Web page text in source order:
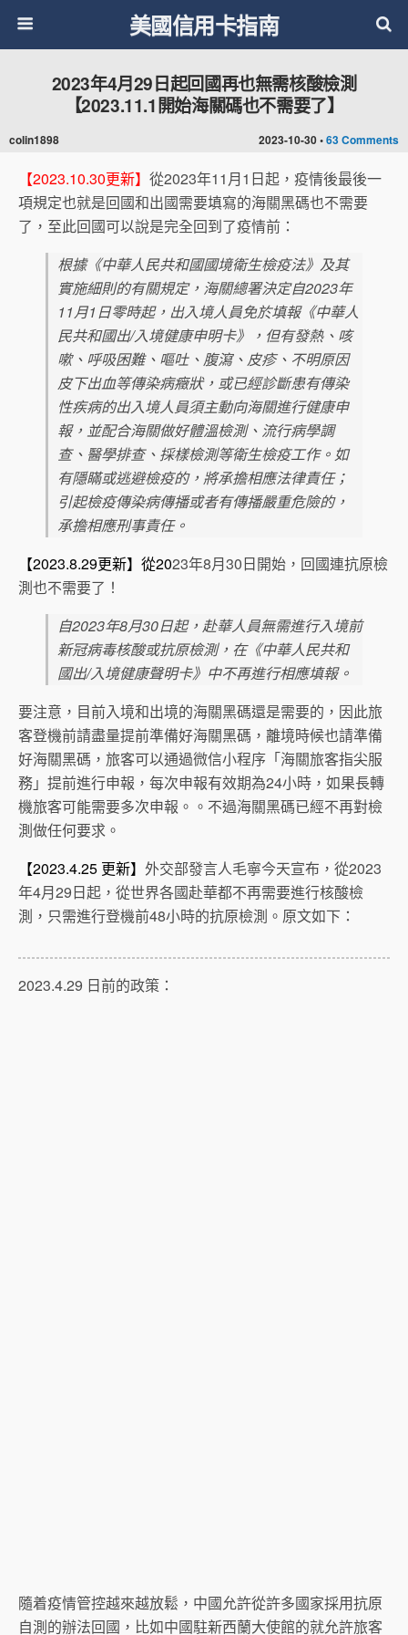
美國信用卡指南
2023-10-30 •63 Comments
2023年4月29日起回國再也無需核酸檢測
【2023.11.1開始海關碼也不需要了】
colin1898
【2023.10.30更新】 從2023年11月1日起，疫情後最後一
項規定也就是回國和出國需要填寫的海關黑碼也不需要
了，至此回國可以說是完全回到了疫情前：
根據《中華人民共和國國境衛生檢疫法》及其
實施細則的有關規定，海關總署決定自2023年
11月1日零時起，出入境人員免於填報《中華人
民共和國出/入境健康申明卡》，但有發熱、咳
嗽、呼吸困難、嘔吐、腹瀉、皮疹、不明原因
皮下出血等傳染病癥狀，或已經診斷患有傳染
性疾病的出入境人員須主動向海關進行健康申
報，並配合海關做好體溫檢測、流行病學調
查、醫學排查、採樣檢測等衛生檢疫工作。如
有隱瞞或逃避檢疫的，將承擔相應法律責任；
引起檢疫傳染病傳播或者有傳播嚴重危險的，
承擔相應刑事責任。
【2023.8.29更新】從2023年8月30日開始，回國連抗原檢
測也不需要了！
自2023年8月30日起，赴華人員無需進行入境前
新冠病毒核酸或抗原檢測，在《中華人民共和
國出/入境健康聲明卡》中不再進行相應填報。
要注意，目前入境和出境的海關黑碼還是需要的，因此旅
客登機前請盡量提前準備好海關黑碼，離境時候也請準備
好海關黑碼，旅客可以通過微信小程序「海關旅客指尖服
務」提前進行申報，每次申報有效期為24小時，如果長轉
機旅客可能需要多次申報。。不過海關黑碼已經不再對檢
測做任何要求。
【2023.4.25 更新】 外交部發言人毛寧今天宣布，從2023
年4月29日起，從世界各國赴華都不再需要進行核酸檢
測，只需進行登機前48小時的抗原檢測。原文如下：
2023.4.29 日前的政策：
隨着疫情管控越來越放鬆，中國允許從許多國家採用抗原
自測的辦法回國，比如中國駐新西蘭大使館的就允許旅客